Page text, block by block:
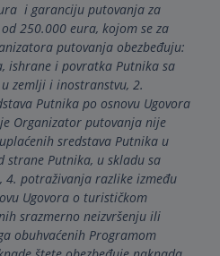
i garanciju putovanja za
250.000 eura, kojom se za
putovanja obezbeđuju:
ishrane i povratka Putnika sa
zemlji i inostranstvu, 2.
Putnika po osnovu Ugovora
Organizator putovanja nije
sredstava Putnika u
strane Putnika, u skladu sa
4. potraživanja razlike između
Ugovora o turističkom
srazmerno neizvršenju ili
obuhvaćenih Programom